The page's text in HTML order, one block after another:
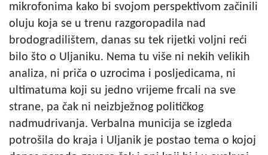
mikrofonima kako bi svojom perspektivom začinili
oluju koja se u trenu razgoropadila nad
brodogradilištem, danas su tek rijetki voljni reći
bilo što o Uljaniku. Nema tu više ni nekih velikih
analiza, ni priča o uzrocima i posljedicama, ni
ultimatuma koji su jedno vrijeme frcali na sve
strane, pa čak ni neizbježnog političkog
nadmudrivanja. Verbalna municija se izgleda
potrošila do kraja i Uljanik je postao tema o kojoj